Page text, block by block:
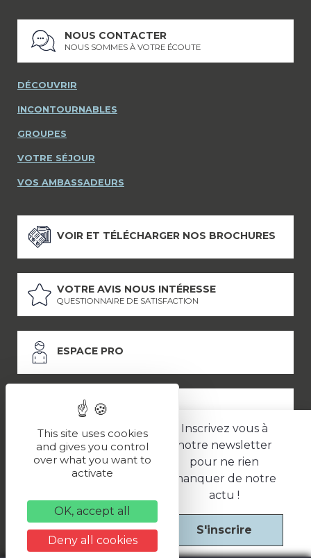
Inscrivez vous à
notre newsletter
pour ne rien
manquer de notre
actu !
S'inscrire
NOUS CONTACTER
NOUS SOMMES À VOTRE ÉCOUTE
DÉCOUVRIR
INCONTOURNABLES
GROUPES
VOTRE SÉJOUR
VOS AMBASSADEURS
VOIR ET TÉLÉCHARGER NOS BROCHURES
VOTRE AVIS NOUS INTÉRESSE
QUESTIONNAIRE DE SATISFACTION
ESPACE PRO
ESPACE PRESSE
LES PARTENAIRES
Politique de confidentialité
Une réalisation
This site uses cookies
and gives you control
over what you want to
activate
OK, accept all
Deny all cookies